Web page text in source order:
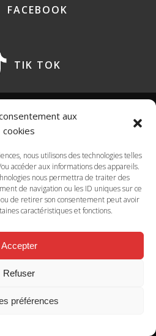
aux
cookies
nous utilisons des technologies telles
accéder aux informations des appareils.
nous permettra de traiter des
de navigation ou les ID uniques sur ce
de retirer son consentement peut avoir
caractéristiques et fonctions.
Accepter
Refuser
préférences
FACEBOOK
TIK TOK
96 10 24 60
13006, Marseille
Provence
96 10 24 62
13100 Aix-en-Provence
nos référents handicap se